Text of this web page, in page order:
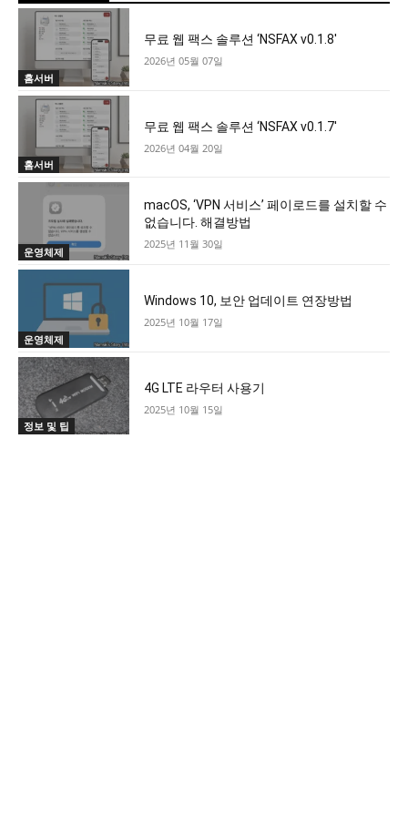
홈서버
무료 웹 팩스 솔루션 ‘NSFAX v0.1.8′
2026년 05월 07일
홈서버
무료 웹 팩스 솔루션 ‘NSFAX v0.1.7′
2026년 04월 20일
운영체제
macOS, ‘VPN 서비스’ 페이로드를 설치할 수
없습니다. 해결방법
2025년 11월 30일
운영체제
Windows 10, 보안 업데이트 연장방법
2025년 10월 17일
정보 및 팁
4G LTE 라우터 사용기
2025년 10월 15일